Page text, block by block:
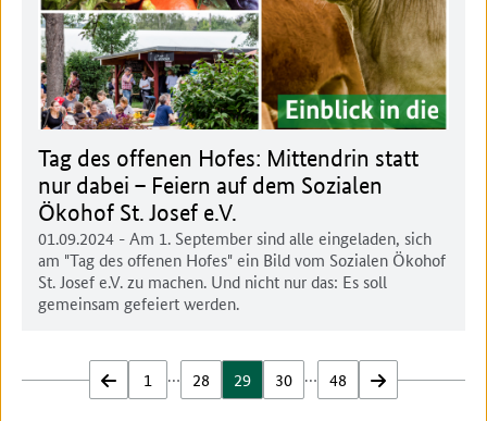
Tag des offenen Hofes: Mittendrin statt
nur dabei – Feiern auf dem Sozialen
Ökohof St. Josef e.V.
01.09.2024 - Am 1. September sind alle eingeladen, sich
am "Tag des offenen Hofes" ein Bild vom Sozialen Ökohof
St. Josef e.V. zu machen. Und nicht nur das: Es soll
gemeinsam gefeiert werden.
zurück
1 … 28 29 30 … 48 vor